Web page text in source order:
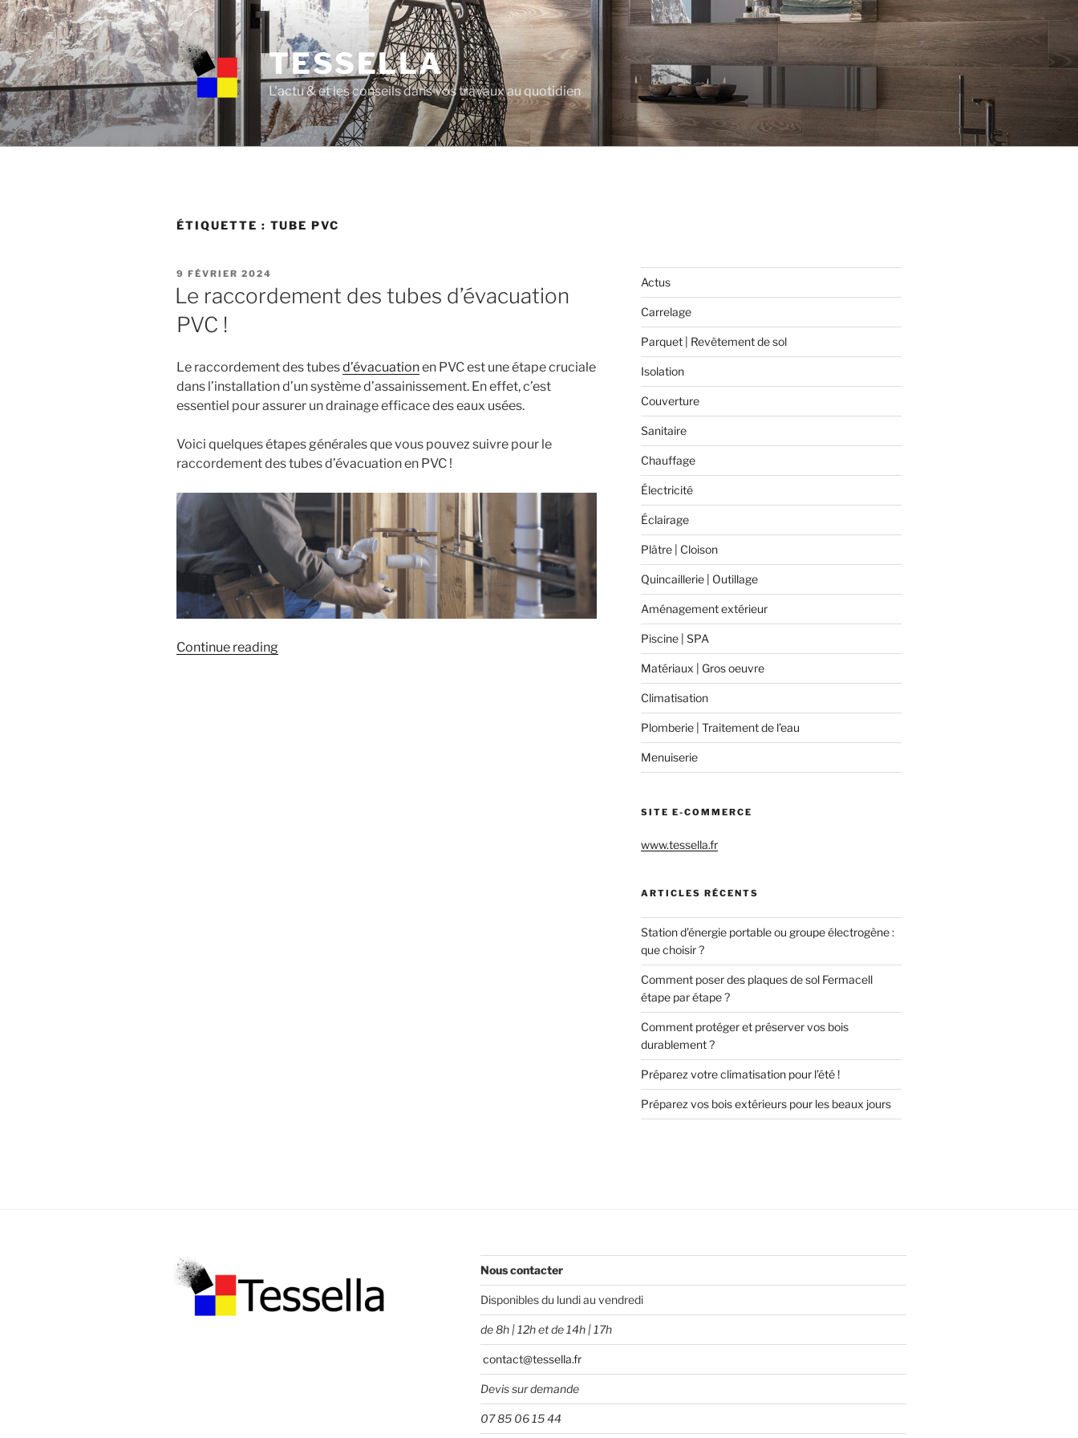
Skip
to
content
TESSELLA
L'actu & et les conseils dans vos travaux au quotidien
ÉTIQUETTE : TUBE PVC
POSTED
ON
9 FÉVRIER 2024
Le raccordement des tubes d’évacuation
PVC !
Le raccordement des tubesd’évacuationen PVC est une étape cruciale
dans l’installation d’un système d’assainissement. En effet, c’est
essentiel pour assurer un drainage efficace des eaux usées.
Voici quelques étapes générales que vous pouvez suivre pour le
raccordement des tubes d’évacuation en PVC !
Continue reading« Le
Actus
Carrelage
Parquet | Revêtement de sol
Isolation
Couverture
Sanitaire
Chauffage
Électricité
Éclairage
Plâtre | Cloison
Quincaillerie | Outillage
Aménagement extérieur
Piscine | SPA
Matériaux | Gros oeuvre
Climatisation
Plomberie | Traitement de l’eau
Menuiserie
SITE E-COMMERCE
www.tessella.fr
ARTICLES RÉCENTS
Station d’énergie portable ou groupe électrogène :
que choisir ?
Comment poser des plaques de sol Fermacell
étape par étape ?
Comment protéger et préserver vos bois
durablement ?
Préparez votre climatisation pour l’été !
Préparez vos bois extérieurs pour les beaux jours
Nous contacter
Disponibles du lundi au vendredi
de 8h | 12h et de 14h | 17h
contact@tessella.fr
Devis sur demande
07 85 06 15 44